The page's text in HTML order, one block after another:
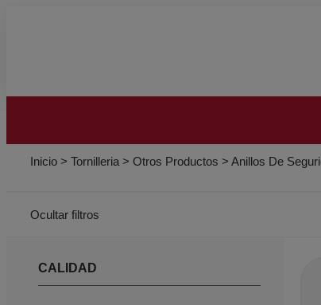
Inicio > Tornilleria > Otros Productos > Anillos De
Ocultar filtros
CALIDAD